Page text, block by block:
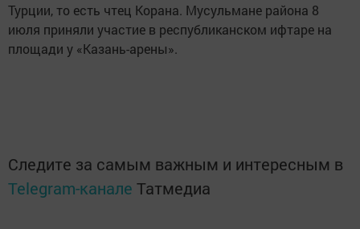
Турции, то есть чтец Корана. Мусульмане района 8
июля приняли участие в республиканском ифтаре на
площади у «Казань-арены».
Следите за самым важным и интересным в
Telegram-канале Татмедиа